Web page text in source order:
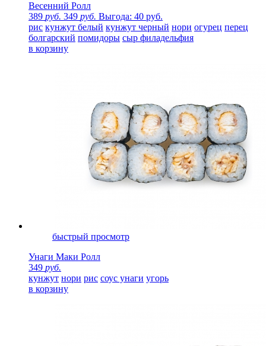
Весенний Ролл
389 руб. 349 руб. Выгода: 40 руб.
рис кунжут белый кунжут черный нори огурец перец
болгарский помидоры сыр филадельфия
в корзину
быстрый просмотр
Унаги Маки Ролл
349 руб.
кунжут нори рис соус унаги угорь
в корзину